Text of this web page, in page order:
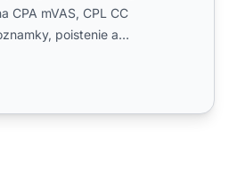
CPA mVAS, CPL CC
poistenie a